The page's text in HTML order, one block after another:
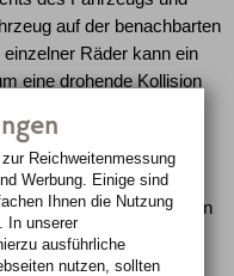
auf der benachbarten
Räder kann ein
eine drohende Kollision
wie eine Art
Rückwärtsganges
den Fahrzeugseiten den
entdeckt, ertönt ein
aktiviert, um
Reichweiten­messung
Werbung. Einige sind
Ihnen die Nutzung
In unserer
ausführliche
nutzen, sollten